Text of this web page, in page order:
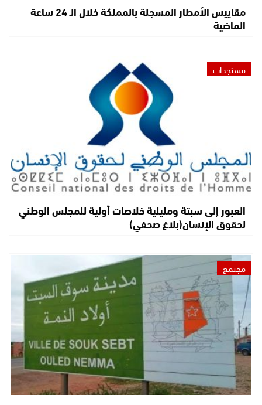
مقاييس الأمطار المسجلة بالمملكة خلال الـ 24 ساعة
الماضية
مستجدات
العبور إلى سبتة ومليلية خلاصات أولية للمجلس الوطني
لحقوق الإنسان(بلاغ صحفي)
مجتمع